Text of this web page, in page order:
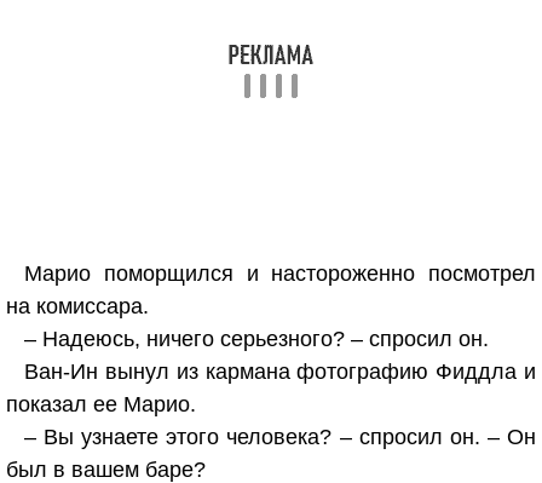
Марио поморщился и настороженно посмотрел
на комиссара.
– Надеюсь, ничего серьезного? – спросил он.
Ван-Ин вынул из кармана фотографию Фиддла и
показал ее Марио.
– Вы узнаете этого человека? – спросил он. – Он
был в вашем баре?